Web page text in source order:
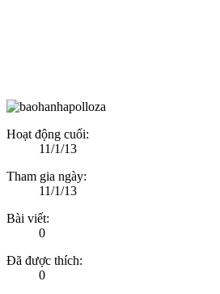
Hoạt động cuối:
11/1/13
Tham gia ngày:
11/1/13
Bài viết:
0
Đã được thích:
0